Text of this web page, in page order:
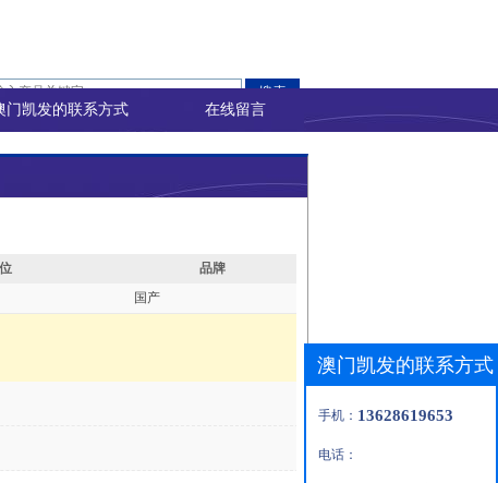
门凯发的联系方式 在线留言
品牌
国产
澳门凯发的联系方式
手机： 13628619653
电话：